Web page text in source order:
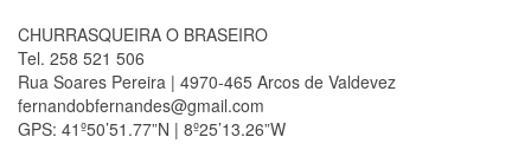
CHURRASQUEIRA O BRASEIRO
Tel. 258 521 506
Rua Soares Pereira | 4970-465 Arcos de Valdevez
fernandobfernandes@gmail.com
GPS: 41º50’51.77”N | 8º25’13.26”W